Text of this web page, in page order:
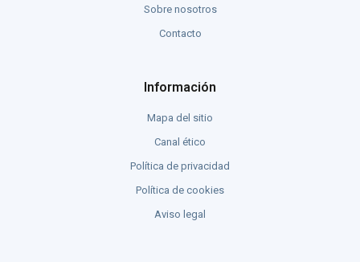
Sobre nosotros
Contacto
Información
Mapa del sitio
Canal ético
Política de privacidad
Política de cookies
Aviso legal